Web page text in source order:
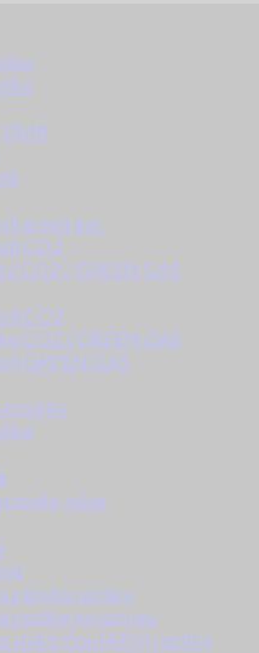
DMR
green gas
CO2
CO2 / GREEN GAS
CO2
CO2 / GREEN GAS
GREEN GAS
puške
mine
plinske replike
replike na oprugu
električne (AEG) replike